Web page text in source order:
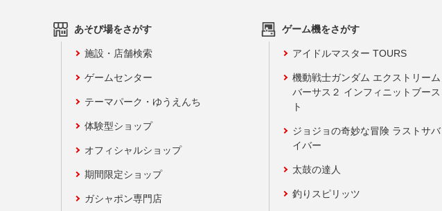
あそび場をさがす
施設・店舗検索
ゲームセンター
テーマパーク・ゆうえんち
体験型ショップ
オフィシャルショップ
期間限定ショップ
ガシャポン専門店
ゲーム機をさがす
アイドルマスター TOURS
機動戦士ガンダム エクストリーム
バーサス２ インフィニットブース
ト
ジョジョの奇妙な冒険 ラストサバ
イバー
太鼓の達人
釣りスピリッツ